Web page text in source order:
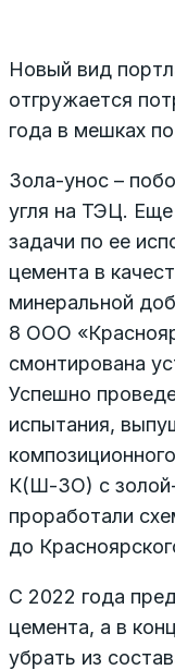
Новый вид
отгружается
года в мешках
Зола-унос –
угля на ТЭЦ.
задачи по ее
цемента в
минеральной
8 ООО
смонтирована
Успешно
испытания,
К(Ш-ЗО) с
проработали
до
С 2022 года
цемента, а в
убрать из